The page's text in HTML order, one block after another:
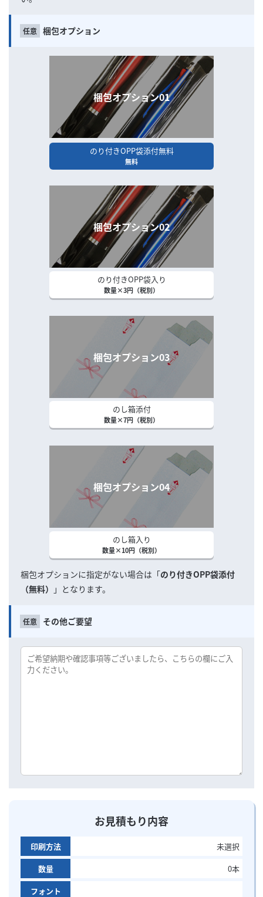
梱包オプション
梱包オプション01
のり付きOPP袋添付無料
無料
梱包オプション02
のり付きOPP袋入り
数量×3円（税別）
梱包オプション03
のし箱添付
数量×7円（税別）
梱包オプション04
のし箱入り
数量×10円（税別）
梱包オプションに指定がない場合は「のり付きOPP袋添付
（無料） 」となります。
その他ご要望
お見積もり内容
印刷方法
未選択
数量
0本
フォント